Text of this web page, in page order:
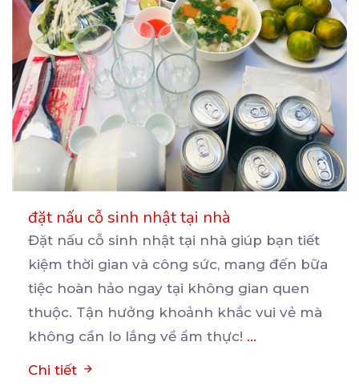
đặt nấu cỗ sinh nhật tại nhà
Đặt nấu cỗ sinh nhật tại nhà giúp bạn tiết
kiệm thời gian và công sức, mang đến bữa
tiệc hoàn hảo ngay tại không gian quen
thuộc. Tận hưởng khoảnh khắc vui vẻ mà
không cần lo lắng về ẩm thực! ...
Chi tiết